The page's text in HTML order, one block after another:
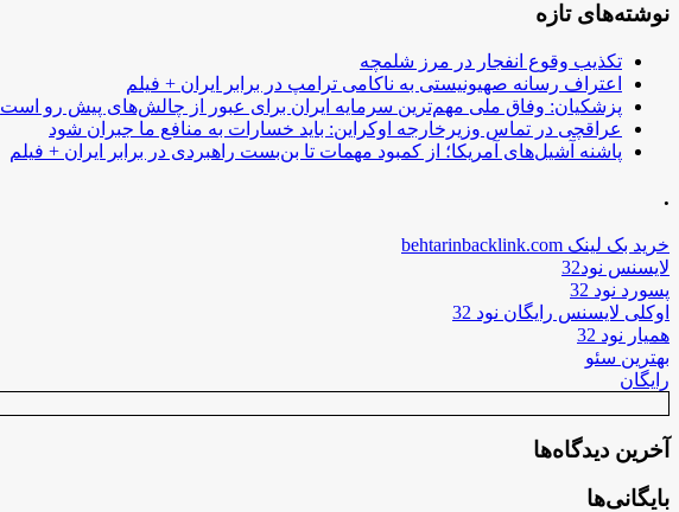
نوشته‌های تازه
تکذیب وقوع انفجار در مرز شلمچه
اعتراف رسانه صهیونیستی به ناکامی ترامپ در برابر ایران + فیلم
پزشکیان: وفاق ملی مهم‌ترین سرمایه ایران برای عبور از چالش‌های پیش رو است
عراقچی در تماس وزیرخارجه اوکراین: باید خسارات به منافع ما جبران شود
پاشنه آشیل‌های آمریکا؛ از کمبود مهمات تا بن‌بست راهبردی در برابر ایران + فیلم
.
خرید بک لینک behtarinbacklink.com
لایسنس نود32
پسورد نود 32
اوکلی لایسنس رایگان نود 32
همیار نود 32
بهترین سئو
رایگان
آخرین دیدگاه‌ها
بایگانی‌ها